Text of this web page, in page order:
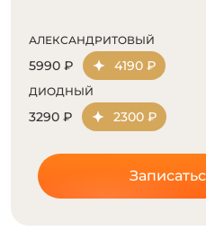
АЛЕКСАНДРИТОВЫЙ
5990 ₽ 4190 ₽
ДИОДНЫЙ
3290 ₽ 2300 ₽